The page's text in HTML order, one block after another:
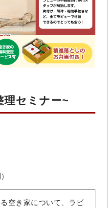
理セミナー~
空き家について、ラビ